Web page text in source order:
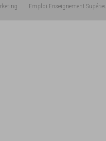
Emploi Enseignement